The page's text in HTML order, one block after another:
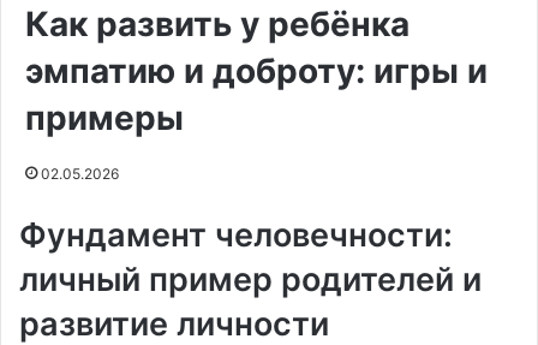
Как развить у ребёнка
эмпатию и доброту: игры и
примеры
02.05.2026
Фундамент человечности:
личный пример родителей и
развитие личности